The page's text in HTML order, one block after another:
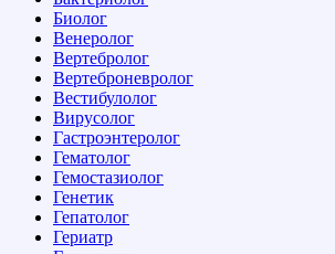
Биолог
Венеролог
Вертебролог
Вертеброневролог
Вестибулолог
Вирусолог
Гастроэнтеролог
Гематолог
Гемостазиолог
Генетик
Гепатолог
Гериатр